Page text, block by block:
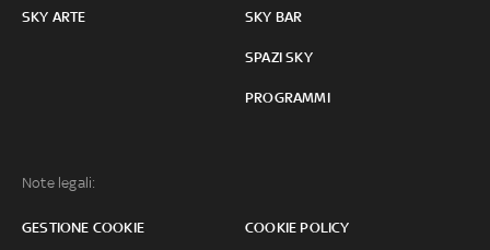
SKY ARTE SKY BAR
SPAZI SKY
PROGRAMMI
Note legali:
GESTIONE COOKIE COOKIE POLICY